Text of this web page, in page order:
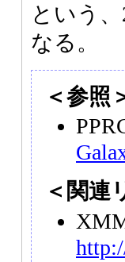
という
なる。
＜参照
＜関連